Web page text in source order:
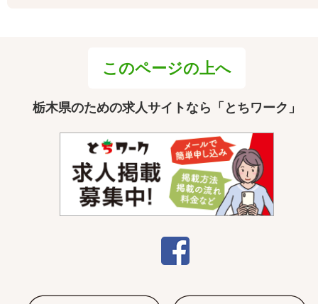
このページの上へ
栃木県のための求人サイトなら「とちワーク」